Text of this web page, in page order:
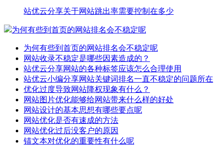
站优云分享关于网站跳出率需要控制在多少
为何有些到首页的网站排名会不稳定呢
为何有些到首页的网站排名会不稳定呢
网站收录不稳定是哪些因素造成的？
站优云分享网站的各种标签应该怎么合理使用
站优云小编分享网站关键词排名一直不稳定的问题所在
优化过度导致网站降权现象有什么？
网站图片优化能够给网站带来什么样的好处
网站设计的基本思想有哪些要点呢
网站优化是否有速成的方法
网站优化过后没客户的原因
锚文本对优化的重要性有什么呢